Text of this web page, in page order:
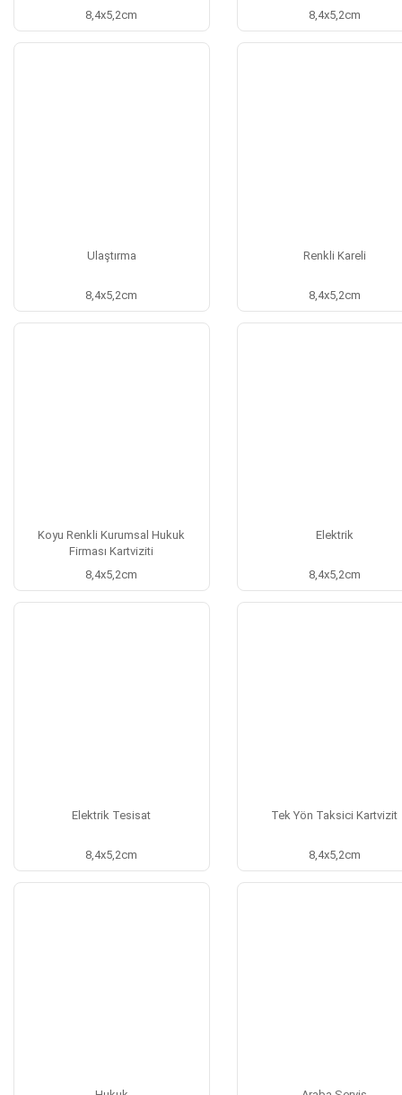
8,4x5,2cm 8,4x5,2cm
Ulaştırma
8,4x5,2cm
Renkli Kareli
8,4x5,2cm
Koyu Renkli Kurumsal Hukuk
Firması Kartviziti
8,4x5,2cm
Elektrik
8,4x5,2cm
Elektrik Tesisat
8,4x5,2cm
Tek Yön Taksici Kartvizit
8,4x5,2cm